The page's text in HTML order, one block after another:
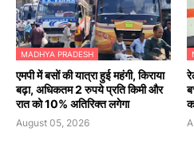
MADHYA PRADESH
एमपी में बसों की यात्रा हुई महंगी, किराया
बढ़ा, अधिकतम 2 रुपये प्रति किमी और
रात को 10% अतिरिक्त लगेगा
August 05, 2026